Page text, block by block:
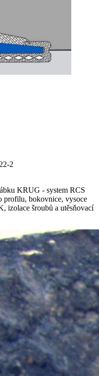
2
KRUG - system RCS
profilu, bokovnice, vysoce
izolace šroubů a utěsňovací